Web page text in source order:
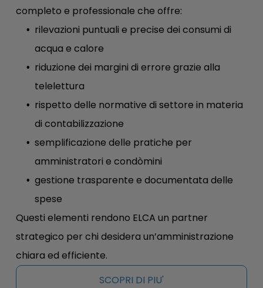
completo e professionale che offre:
rilevazioni puntuali e precise dei consumi di
acqua e calore
riduzione dei margini di errore grazie alla
telelettura
rispetto delle normative di settore in materia
di contabilizzazione
semplificazione delle pratiche per
amministratori e condòmini
gestione trasparente e documentata delle
spese
Questi elementi rendono ELCA un partner
strategico per chi desidera un’amministrazione
chiara ed efficiente.
SCOPRI DI PIU'